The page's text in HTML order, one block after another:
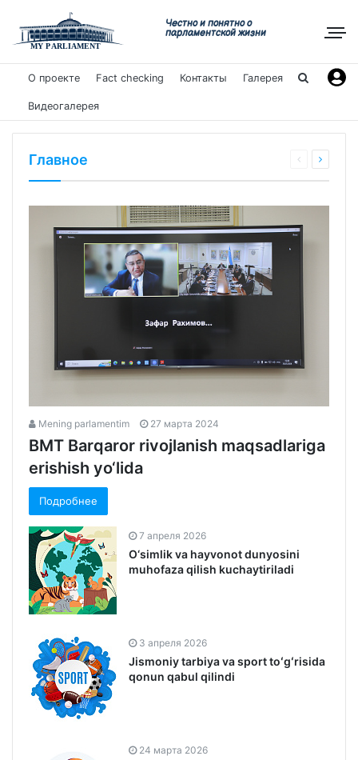
Честно и понятно о
парламентской жизни
О проекте Fact checking Контакты Галерея
Видеогалерея
Главное
Mening parlamentim 27 марта 2024
BMT Barqaror rivojlanish maqsadlariga
erishish yo‘lida
Подробнее
7 апреля 2026
O‘simlik va hayvonot dunyosini
muhofaza qilish kuchaytiriladi
3 апреля 2026
Jismoniy tarbiya va sport toʻgʻrisida
qonun qabul qilindi
24 марта 2026